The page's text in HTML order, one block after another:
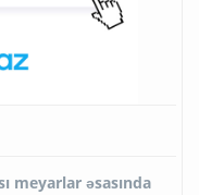
meyarlar əsasında